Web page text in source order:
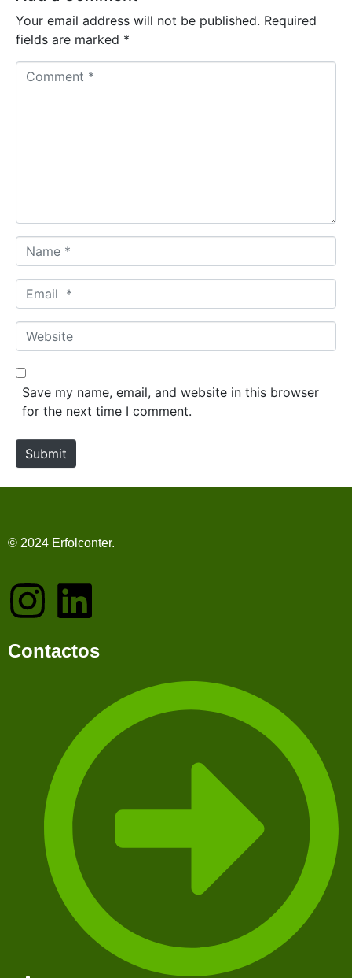
Your email address will not be published. Required
fields are marked *
Comment *
Name *
Email *
Website
Save my name, email, and website in this browser
for the next time I comment.
Submit
© 2024 Erfolconter.
Contactos